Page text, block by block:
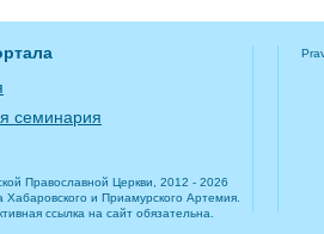
семинария
Православной Церкви, 2012 - 2026
и Приамурского Артемия.
ссылка на сайт обязательна.